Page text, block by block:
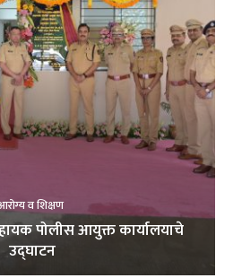
व शिक्षण
पोलीस आयुक्त कार्यालयाचे
उद्घाटन